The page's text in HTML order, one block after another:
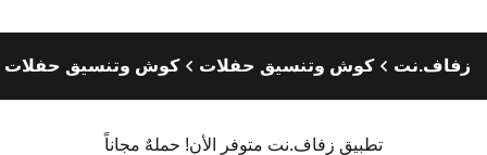
زفاف.نت كوش وتنسيق حفلات كوش وتنسيق حفلات
تطبيق زفاف.نت متوفر الأن! حملهٌ مجاناً